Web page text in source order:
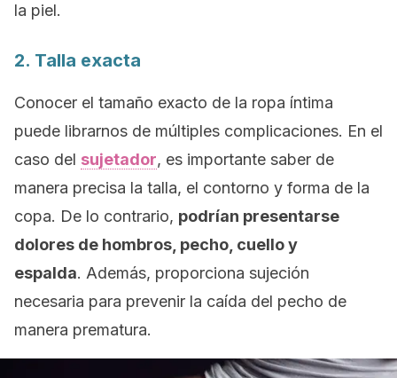
la piel.
2. Talla exacta
Conocer el tamaño exacto de la ropa íntima
puede librarnos de múltiples complicaciones. En el
caso del sujetador, es importante saber de
manera precisa la talla, el contorno y forma de la
copa. De lo contrario, podrían presentarse
dolores de hombros, pecho, cuello y
espalda. Además, proporciona sujeción
necesaria para prevenir la caída del pecho de
manera prematura.